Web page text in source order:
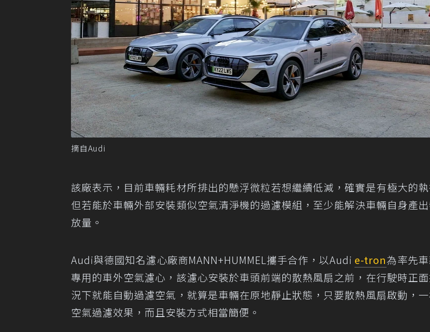
摘自Audi
該廠表示，目前車輛耗材所排出的懸浮微粒若想繼續低減，確實是有極大的執
但若能於車輛外部安裝類似空氣清淨機的過濾模組，至少能解決車輛自身產
放量。
Audi與德國知名濾心廠商MANN+HUMMEL攜手合作，以Audi e-tron為率先
專用的車外空氣濾心，該濾心安裝於車頭前端的散熱風扇之前，在行駛時正
況下就能自動過濾空氣，就算是車輛在原地靜止狀態，只要散熱風扇啟動，
空氣過濾效果，而且安裝方式相當簡便。